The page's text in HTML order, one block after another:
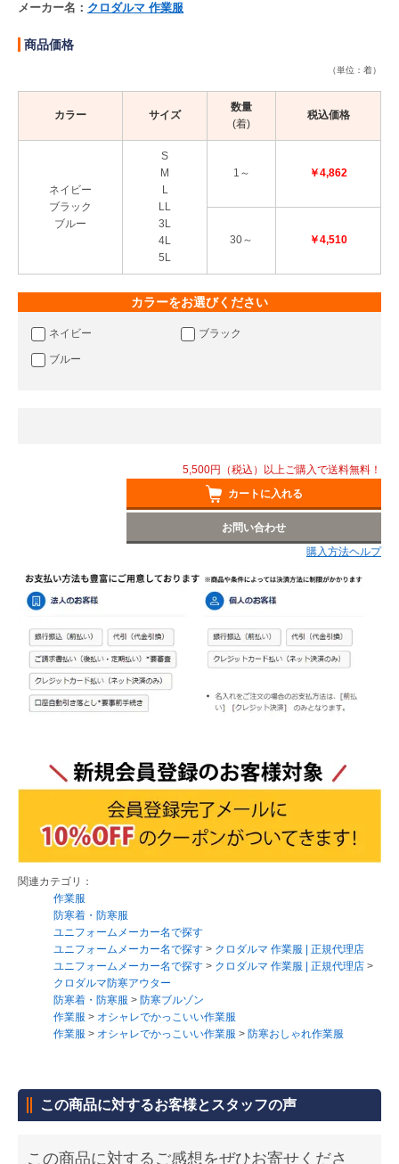
メーカー名： クロダルマ 作業服
商品価格
（単位：着）
カラー サイズ
数量
(着)
税込価格
ネイビー
ブラック
ブルー
S
M
L
LL
3L
4L
5L
1～ ￥4,862
30～ ￥4,510
カラーをお選びください
ネイビー ブラック
ブルー
5,500円（税込）以上ご購入で送料無料！
カートに入れる
お問い合わせ
購入方法ヘルプ
関連カテゴリ：
作業服
防寒着・防寒服
ユニフォームメーカー名で探す
ユニフォームメーカー名で探す > クロダルマ 作業服 | 正規代理店
ユニフォームメーカー名で探す > クロダルマ 作業服 | 正規代理店 >
クロダルマ防寒アウター
防寒着・防寒服 > 防寒ブルゾン
作業服 > オシャレでかっこいい作業服
作業服 > オシャレでかっこいい作業服 > 防寒おしゃれ作業服
この商品に対するお客様とスタッフの声
この商品に対するご感想をぜひお寄せくださ